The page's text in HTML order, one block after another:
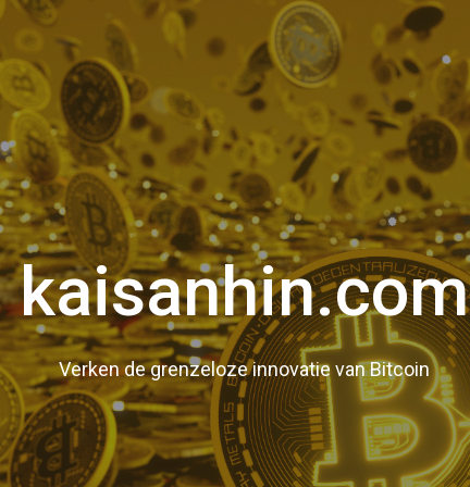
kaisanhin.com
Verken de grenzeloze innovatie van Bitcoin